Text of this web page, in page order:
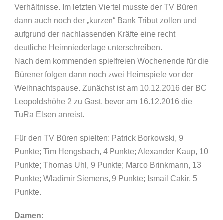
Verhältnisse. Im letzten Viertel musste der TV Büren
dann auch noch der „kurzen“ Bank Tribut zollen und
aufgrund der nachlassenden Kräfte eine recht
deutliche Heimniederlage unterschreiben.
Nach dem kommenden spielfreien Wochenende für die
Bürener folgen dann noch zwei Heimspiele vor der
Weihnachtspause. Zunächst ist am 10.12.2016 der BC
Leopoldshöhe 2 zu Gast, bevor am 16.12.2016 die
TuRa Elsen anreist.
Für den TV Büren spielten: Patrick Borkowski, 9
Punkte; Tim Hengsbach, 4 Punkte; Alexander Kaup, 10
Punkte; Thomas Uhl, 9 Punkte; Marco Brinkmann, 13
Punkte; Wladimir Siemens, 9 Punkte; Ismail Cakir, 5
Punkte.
Damen: